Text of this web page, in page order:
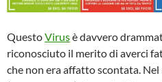
QuestoVirusè davvero
riconosciuto il merito di averci
che non era affatto scontata.